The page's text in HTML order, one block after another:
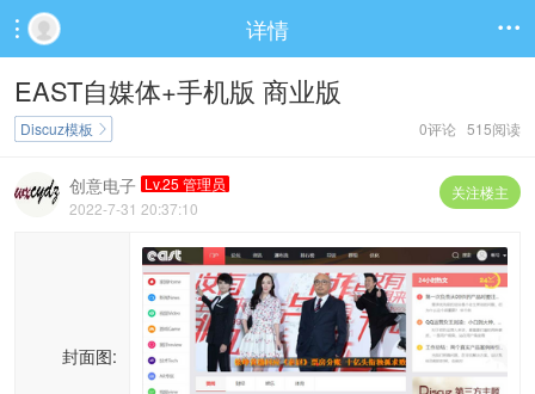
 详情 
EAST自媒体+手机版 商业版
0评论 515阅读
Discuz模板 
关注楼主
创意电子 Lv.25 管理员
2022-7-31 20:37:10
封面图: